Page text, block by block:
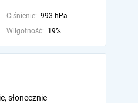
Ciśnienie: 993 hPa
Wilgotność: 19%
słonecznie